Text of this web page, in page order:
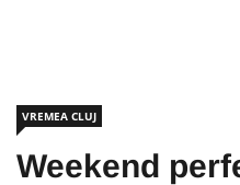
VREMEA CLUJ
Weekend